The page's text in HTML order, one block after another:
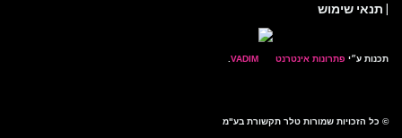
| תנאי שימוש
תכנות ע״י פתרונות אינטרנט
© כל הזכויות שמורות טלר תקשורת בע"מ